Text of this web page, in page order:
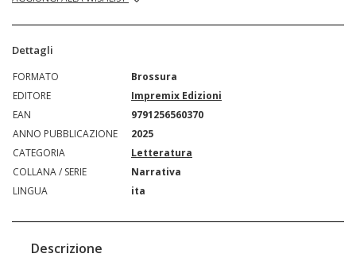
Dettagli
FORMATO
Brossura
EDITORE
Impremix Edizioni
EAN
9791256560370
ANNO PUBBLICAZIONE
2025
CATEGORIA
Letteratura
COLLANA / SERIE
Narrativa
LINGUA
ita
Descrizione